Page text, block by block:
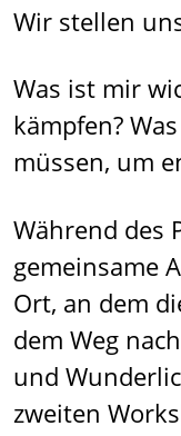
Wir stellen
Was ist mir
kämpfen?
müssen, um
Während des
gemeinsame
Ort, an dem
dem Weg
und
zweiten